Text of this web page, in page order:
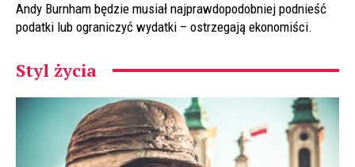
Andy Burnham będzie musiał najprawdopodobniej podnieść
podatki lub ograniczyć wydatki – ostrzegają ekonomiści.
Styl życia